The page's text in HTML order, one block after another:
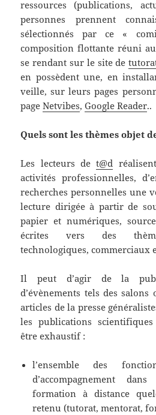
ressources (publications,
personnes prennent
sélectionnés par ce «
composition flottante réuni
se rendant sur le site de
en possèdent une, en
veille, sur leurs pages
pageNetvibes,Google Reader..
Quels sont les thèmes objet
Les lecteurs det@d
activités professionnelles,
recherches personnelles une
lecture dirigée à partir de
papier et numériques,
écrites vers des
technologiques, commerciaux
Il peut d’agir de la
d’évènements tels des salons
articles de la presse
les publications
être exhaustif :
l’ensemble des
d’accompagnement
formation à distance
retenu (tutorat, mentorat,